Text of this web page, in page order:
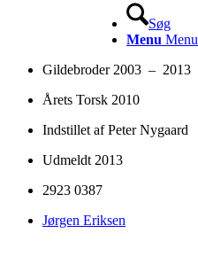
Søg
Menu Menu
Gildebroder 2003 – 2013
Årets Torsk 2010
Indstillet af Peter Nygaard
Udmeldt 2013
2923 0387
Jørgen Eriksen